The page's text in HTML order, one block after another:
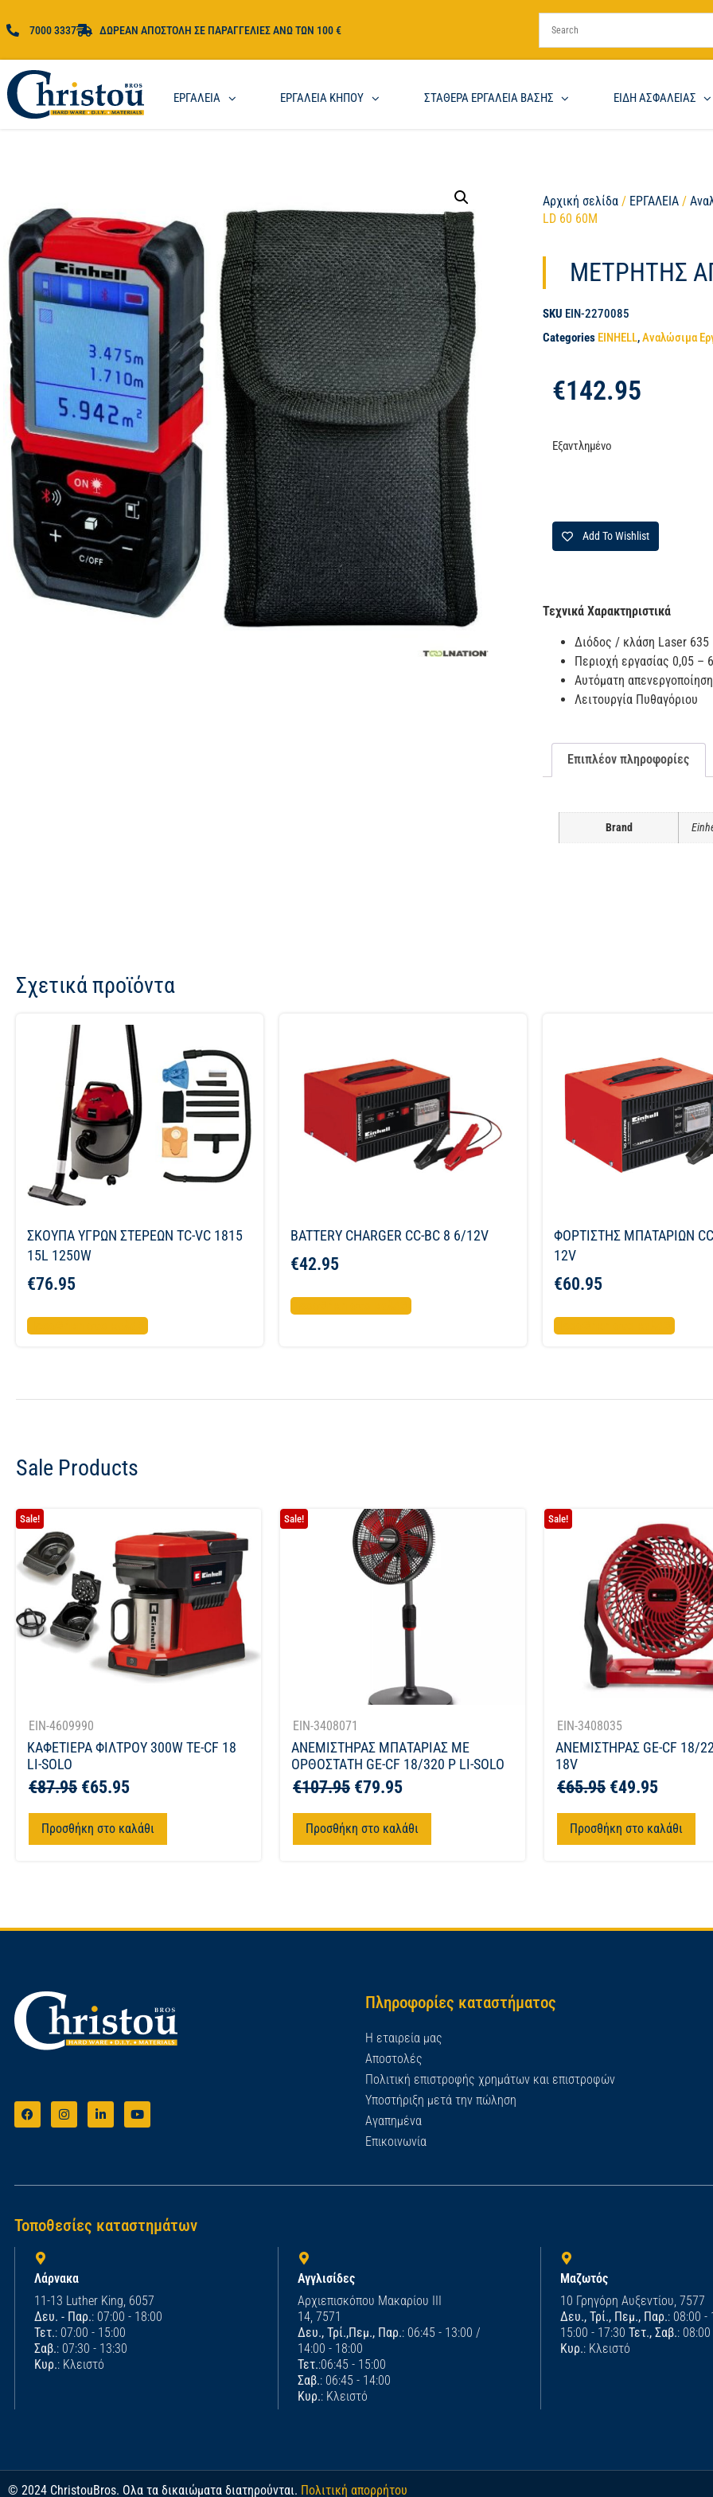
7000 3337 ΔΩΡΕΑΝ ΑΠΟΣΤΟΛΗ ΣΕ ΠΑΡΑΓΓΕΛΙΕΣ ΑΝΩ ΤΩΝ 100 €
ΕΡΓΑΛΕΙΑ ΕΡΓΑΛΕΙΑ ΚΗΠΟΥ ΣΤΑΘΕΡΑ ΕΡΓΑΛΕΙΑ ΒΑΣΗΣ ΕΙΔΗ ΑΣΦΑΛΕΙΑΣ
Αρχική σελίδα / ΕΡΓΑΛΕΙΑ /
LD 60 60M
ΜΕΤΡΗΤΗΣ
SKU EIN-2270085
Categories EINHELL,Αναλώσιμα
€142.95
Εξαντλημένο
Add To Wishlist
Τεχνικά Χαρακτηριστικά
Διόδος / κλάση Laser
Περιοχή εργασίας 0,05 –
Αυτόματη
Λειτουργία Πυθαγόριου
Επιπλέον πληροφορίες
Brand
Σχετικά προϊόντα
ΣΚΟΥΠΑ ΥΓΡΩΝ ΣΤΕΡΕΩΝ TC-VC 1815
15L 1250W
€76.95
BATTERY CHARGER CC-BC 8 6/12V
€42.95
ΦΟΡΤΙΣΤΗΣ ΜΠΑΤΑΡΙΩΝ
12V
€60.95
Sale Products
Sale!
EIN-4609990
ΚΑΦΕΤΙΕΡΑ ΦΙΛΤΡΟΥ 300W TE-CF 18
LI-SOLO
€87.95 €65.95
Προσθήκη στο καλάθι
Sale!
EIN-3408071
ΑΝΕΜΙΣΤΗΡΑΣ ΜΠΑΤΑΡΙΑΣ ΜΕ
ΟΡΘΟΣΤΑΤΗ GE-CF 18/320 P LI-SOLO
€107.95 €79.95
Προσθήκη στο καλάθι
Sale!
EIN-3408035
ΑΝΕΜΙΣΤΗΡΑΣ GE-CF 18/
18V
€65.95 €49.95
Προσθήκη στο καλάθι
Πληροφορίες καταστήματος
Η εταιρεία μας
Αποστολές
Πολιτική επιστροφής χρημάτων και επιστροφών
Υποστήριξη μετά την πώληση
Αγαπημένα
Επικοινωνία
Τοποθεσίες καταστημάτων
Λάρνακα
11-13 Luther King, 6057
Δευ. - Παρ.: 07:00 - 18:00
Τετ.: 07:00 - 15:00
Σαβ.: 07:30 - 13:30
Κυρ.: Κλειστό
Αγγλισίδες
Αρχιεπισκόπου Μακαρίου ΙΙΙ
14, 7571
Δευ., Τρί.,Πεμ., Παρ.: 06:45 - 13:00 /
14:00 - 18:00
Τετ.:06:45 - 15:00
Σαβ.: 06:45 - 14:00
Κυρ.: Κλειστό
Μαζωτός
10 Γρηγόρη Αυξεντίου, 7577
Δευ., Τρί., Πεμ., Παρ.: 08:00 -
15:00 - 17:30 Τετ., Σαβ.:
Κυρ.: Κλειστό
© 2024 ChristouBros. Ολα τα δικαιώματα διατηρούνται. Πολιτική απορρήτου